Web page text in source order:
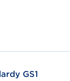
GS1